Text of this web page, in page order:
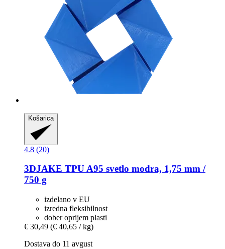
Košarica
4.8 (20)
3DJAKE TPU A95 svetlo modra, 1,75 mm /
750 g
izdelano v EU
izredna fleksibilnost
dober oprijem plasti
€ 30,49 (€ 40,65 / kg)
Dostava do 11 avgust